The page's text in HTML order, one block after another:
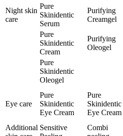
Night skin
care
Pure
Skinidentic
Serum
Purifying
Creamgel
Pure
Skinidentic
Cream
Purifying
Oleogel
Pure
Skinidentic
Oleogel
Eye care
Pure
Skinidentic
Eye Cream
Pure
Skinidentic
Eye Cream
Additional Sensitive
Combi